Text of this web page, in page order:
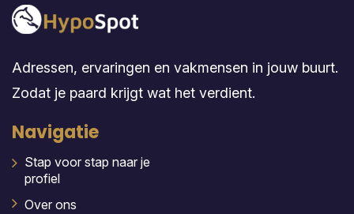
Adressen, ervaringen en vakmensen in jouw buurt.
Zodat je paard krijgt wat het verdient.
Navigatie
Stap voor stap naar je
profiel
Over ons